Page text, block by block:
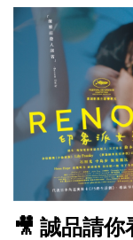
🎥 誠品請你